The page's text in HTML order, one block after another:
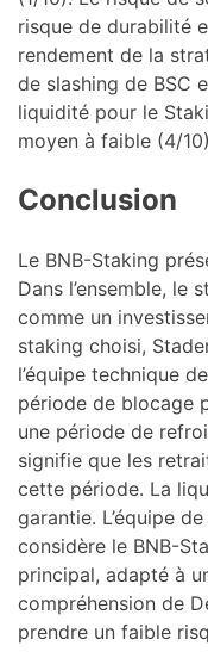
risque de durabilité
rendement de la
de slashing de BSC
liquidité pour le
moyen à faible (4/
Conclusion
Le BNB-Staking
Dans l’ensemble, le
comme un
staking choisi,
l’équipe technique
période de blocage
une période de
signifie que les
cette période. La
garantie. L’équipe
considère le BNB-
principal, adapté à
compréhension de
prendre un faible